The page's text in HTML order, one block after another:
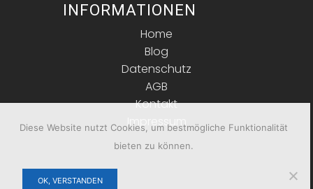
INFORMATIONEN
Home
Blog
Datenschutz
AGB
Kontakt
Impressum
Diese Website nutzt Cookies, um bestmögliche Funktionalität
bieten zu können.
OK, VERSTANDEN